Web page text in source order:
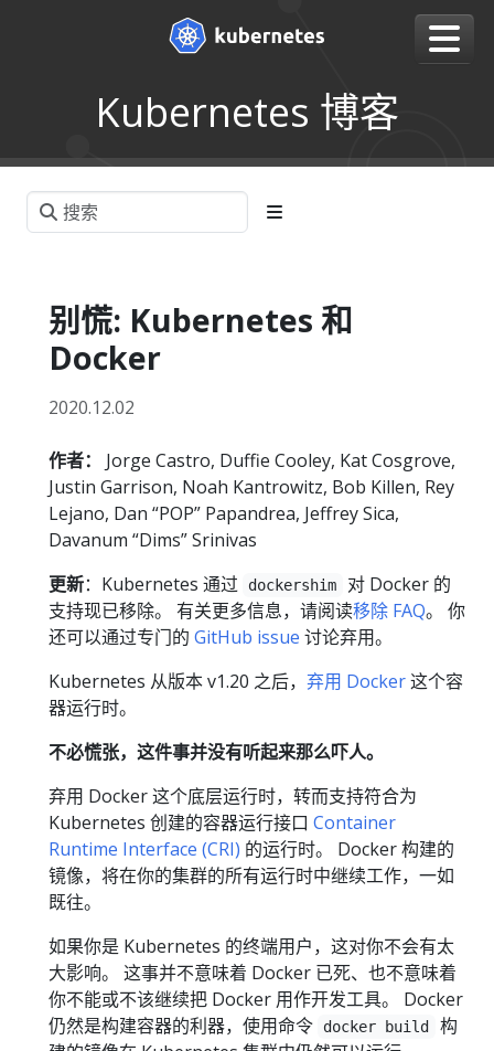
Kubernetes 博客
别慌: Kubernetes 和
Docker
2020.12.02
作者：
Jorge Castro, Duffie Cooley, Kat Cosgrove,
Justin Garrison, Noah Kantrowitz, Bob Killen, Rey
Lejano, Dan “POP” Papandrea, Jeffrey Sica,
Davanum “Dims” Srinivas
更新：Kubernetes 通过 dockershim
对 Docker 的
支持现已移除。 有关更多信息，请阅读移除 FAQ。 你
还可以通过专门的 GitHub issue 讨论弃用。
Kubernetes 从版本 v1.20 之后， 弃用 Docker这个容
器运行时。
不必慌张，这件事并没有听起来那么吓人。
弃用 Docker 这个底层运行时，转而支持符合为
Kubernetes 创建的容器运行接口 Container
Runtime Interface (CRI) 的运行时。 Docker 构建的
镜像，将在你的集群的所有运行时中继续工作，一如
既往。
如果你是 Kubernetes 的终端用户，这对你不会有太
大影响。 这事并不意味着 Docker 已死、也不意味着
你不能或不该继续把 Docker 用作开发工具。 Docker
仍然是构建容器的利器，使用命令
docker build
构